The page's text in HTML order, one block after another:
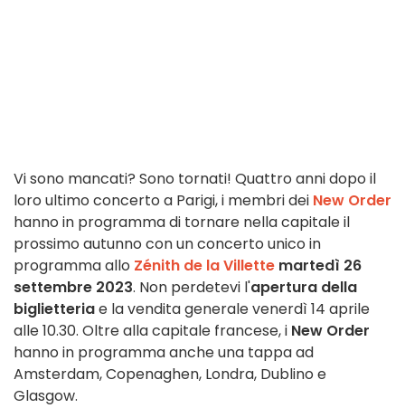
Vi sono mancati? Sono tornati! Quattro anni dopo il
loro ultimo concerto a Parigi, i membri dei New Order
hanno in programma di tornare nella capitale il
prossimo autunno con un concerto unico in
programma allo Zénith de la Villette martedì 26
settembre 2023. Non perdetevi l'apertura della
biglietteriae la vendita generale venerdì 14 aprile
alle 10.30. Oltre alla capitale francese, i New Order
hanno in programma anche una tappa ad
Amsterdam, Copenaghen, Londra, Dublino e
Glasgow.